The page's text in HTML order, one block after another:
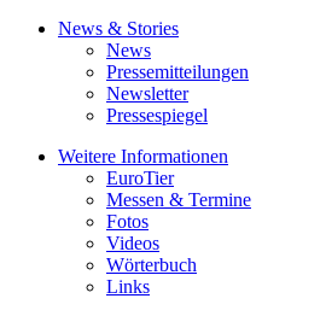
News & Stories
News
Pressemitteilungen
Newsletter
Pressespiegel
Weitere Informationen
EuroTier
Messen & Termine
Fotos
Videos
Wörterbuch
Links